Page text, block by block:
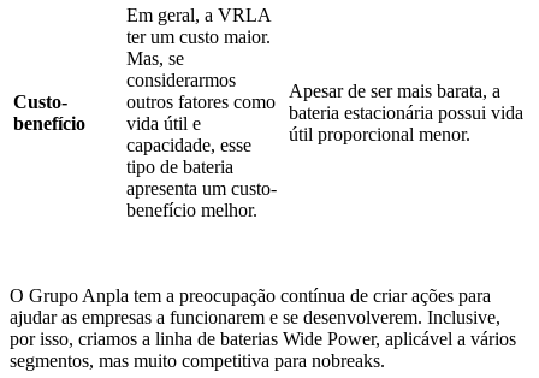
Custo-
benefício
Em geral, a VRLA
ter um custo maior.
Mas, se
considerarmos
outros fatores como
vida útil e
capacidade, esse
tipo de bateria
apresenta um custo-
benefício melhor.
Apesar de ser mais barata, a
bateria estacionária possui vida
útil proporcional menor.
O Grupo Anpla tem a preocupação contínua de criar ações para
ajudar as empresas a funcionarem e se desenvolverem. Inclusive,
por isso, criamos a linha de baterias Wide Power, aplicável a vários
segmentos, mas muito competitiva para nobreaks.